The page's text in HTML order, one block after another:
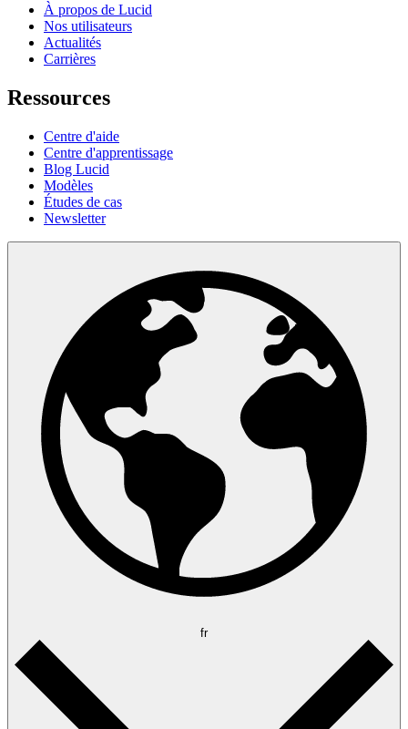
À propos de Lucid
Nos utilisateurs
Actualités
Carrières
Ressources
Centre d'aide
Centre d'apprentissage
Blog Lucid
Modèles
Études de cas
Newsletter
fr